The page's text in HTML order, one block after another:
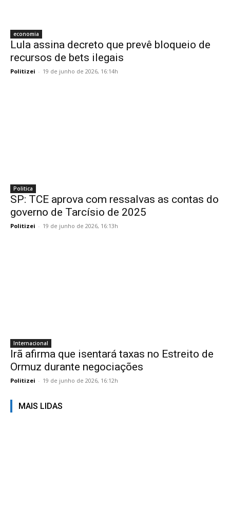
economia
Lula assina decreto que prevê bloqueio de
recursos de bets ilegais
Politizei - 19 de junho de 2026, 16:14h
Politica
SP: TCE aprova com ressalvas as contas do
governo de Tarcísio de 2025
Politizei - 19 de junho de 2026, 16:13h
Internacional
Irã afirma que isentará taxas no Estreito de
Ormuz durante negociações
Politizei - 19 de junho de 2026, 16:12h
MAIS LIDAS